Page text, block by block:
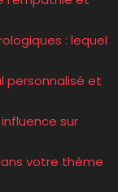
: lequel
personnalisé et
sur
votre thème